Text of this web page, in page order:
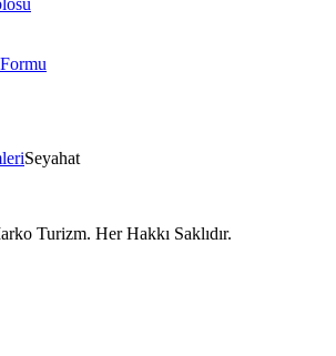
Seyahat
Turizm. Her Hakkı Saklıdır.